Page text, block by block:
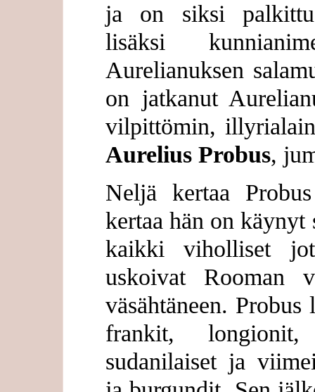
ja on siksi palkittu
lisäksi
Aurelianuksen
on jatkanut
vilpittömin,
Aurelius Probus,
Neljä kertaa
kertaa hän on käynyt
kaikki viholliset
uskoivat Rooman
väsähtäneen.
frankit, longionit,
sudanilaiset ja